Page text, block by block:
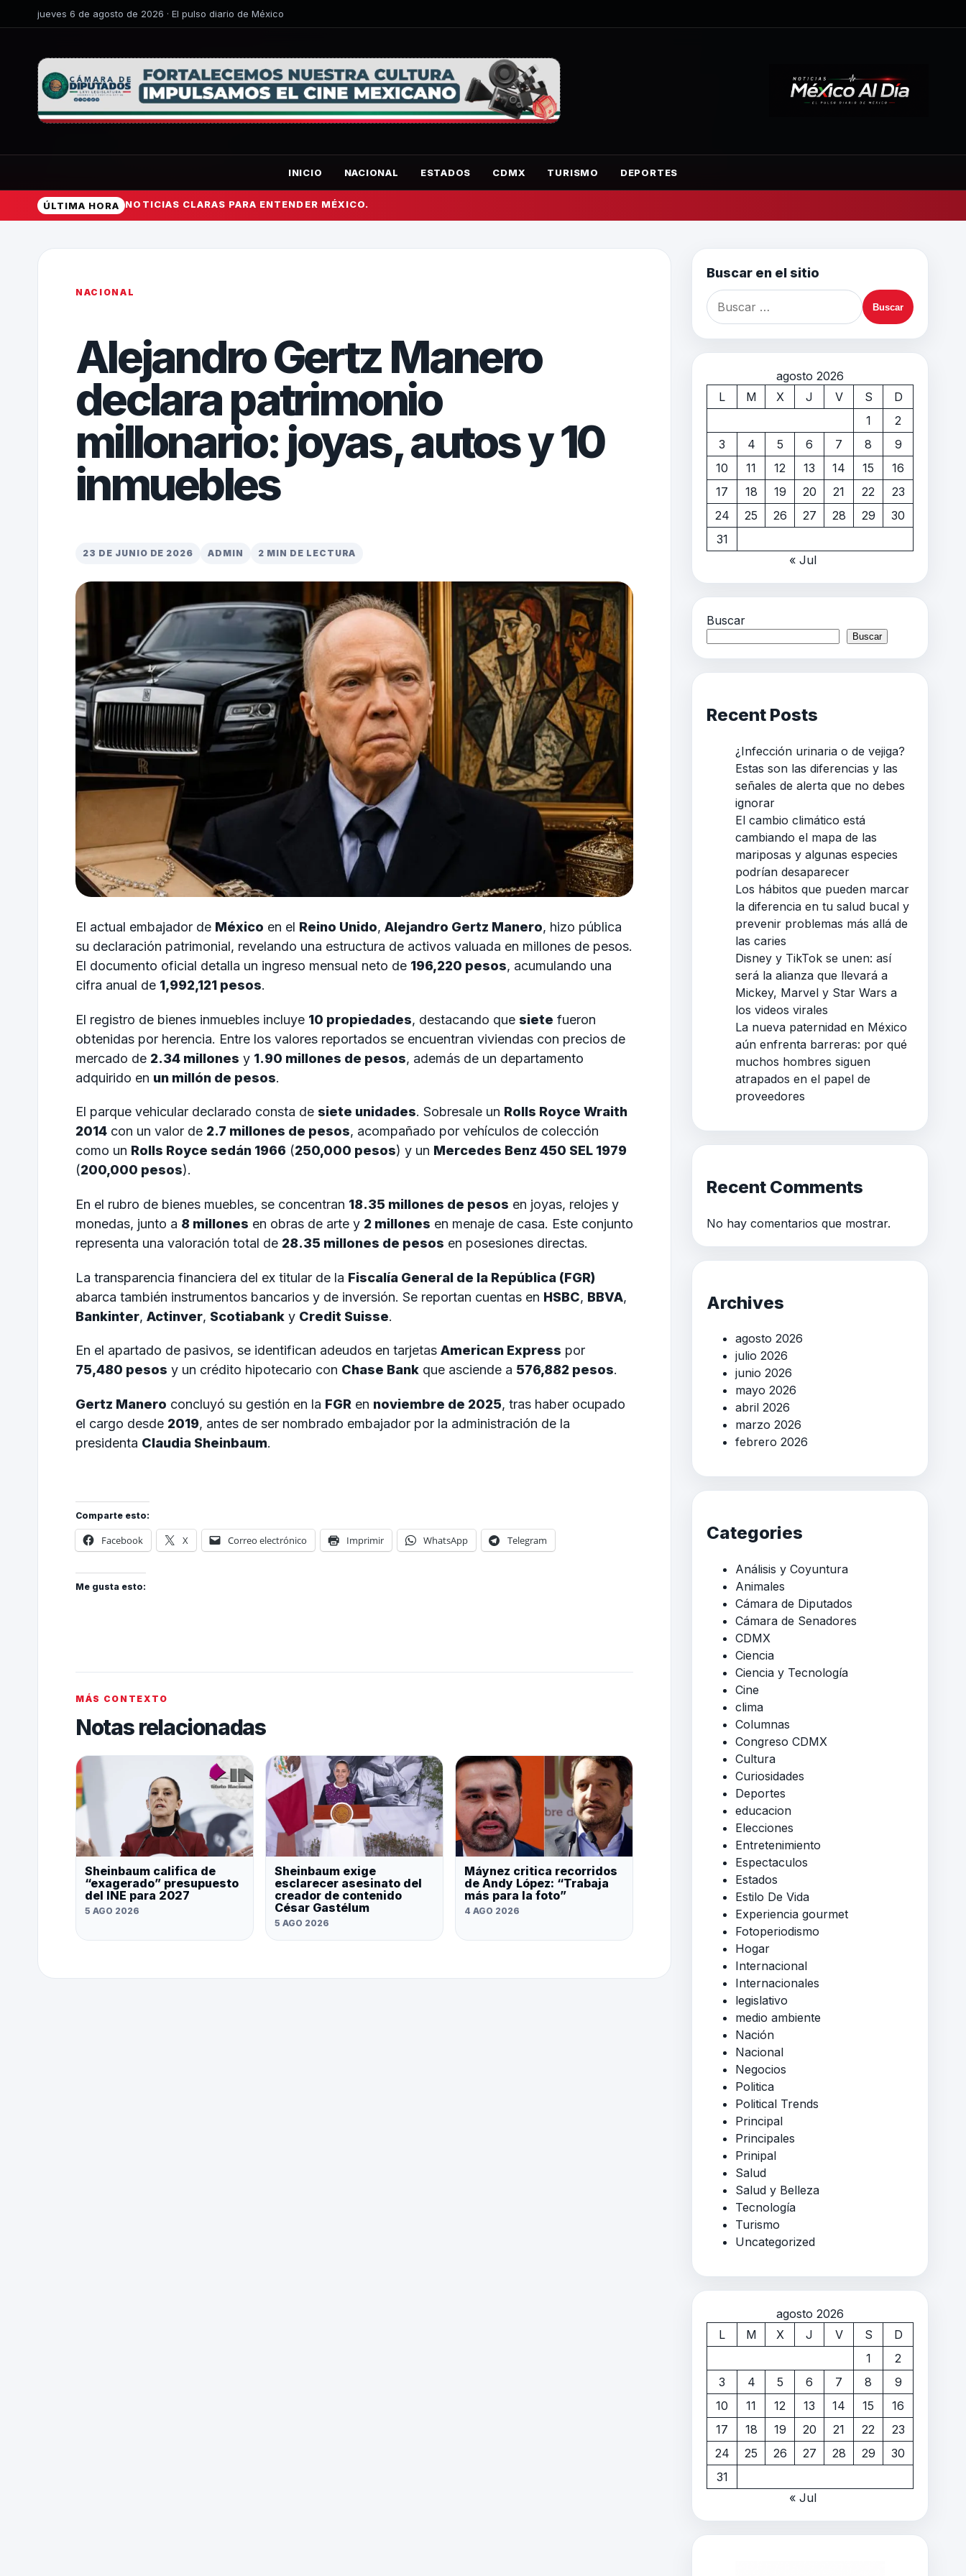
jueves 6 de agosto de 2026 · El pulso diario de México
INICIO NACIONAL ESTADOS CDMX TURISMO DEPORTES
ÚLTIMA HORA NOTICIAS CLARAS PARA ENTENDER MÉXICO.
NACIONAL
Alejandro Gertz Manero
declara patrimonio
millonario: joyas, autos y 10
inmuebles
23 DE JUNIO DE 2026 ADMIN 2 MIN DE LECTURA
El actual embajador de México en el Reino Unido, Alejandro Gertz Manero, hizo pública
su declaración patrimonial, revelando una estructura de activos valuada en millones de pesos.
El documento oficial detalla un ingreso mensual neto de 196,220 pesos, acumulando una
cifra anual de 1,992,121 pesos.
El registro de bienes inmuebles incluye 10 propiedades, destacando que siete fueron
obtenidas por herencia. Entre los valores reportados se encuentran viviendas con precios de
mercado de 2.34 millones y 1.90 millones de pesos, además de un departamento
adquirido en un millón de pesos.
El parque vehicular declarado consta de siete unidades. Sobresale un Rolls Royce Wraith
2014 con un valor de 2.7 millones de pesos, acompañado por vehículos de colección
como un Rolls Royce sedán 1966 (250,000 pesos) y un Mercedes Benz 450 SEL 1979
(200,000 pesos).
En el rubro de bienes muebles, se concentran 18.35 millones de pesos en joyas, relojes y
monedas, junto a 8 millones en obras de arte y 2 millones en menaje de casa. Este conjunto
representa una valoración total de 28.35 millones de pesos en posesiones directas.
La transparencia financiera del ex titular de la Fiscalía General de la República (FGR)
abarca también instrumentos bancarios y de inversión. Se reportan cuentas en HSBC, BBVA,
Bankinter, Actinver, Scotiabank y Credit Suisse.
En el apartado de pasivos, se identifican adeudos en tarjetas American Express por
75,480 pesos y un crédito hipotecario con Chase Bank que asciende a 576,882 pesos.
Gertz Manero concluyó su gestión en la FGR en noviembre de 2025, tras haber ocupado
el cargo desde 2019, antes de ser nombrado embajador por la administración de la
presidenta Claudia Sheinbaum.
Comparte esto:
Facebook X Correo electrónico Imprimir WhatsApp Telegram
Me gusta esto:
MÁS CONTEXTO
Notas relacionadas
Sheinbaum califica de
“exagerado” presupuesto
del INE para 2027
5 AGO 2026
Sheinbaum exige
esclarecer asesinato del
creador de contenido
César Gastélum
5 AGO 2026
Máynez critica recorridos
de Andy López: “Trabaja
más para la foto”
4 AGO 2026
Buscar en el sitio
agosto 2026
L
M X J V S
D
1
2
3
4 5 6 7 8
9
10
11 12 13 14 15
16
17
18 19 20 21 22
23
24
25 26 27 28 29
30
31
« Jul
Buscar
Buscar
Recent Posts
¿Infección urinaria o de vejiga?
Estas son las diferencias y las
señales de alerta que no debes
ignorar
El cambio climático está
cambiando el mapa de las
mariposas y algunas especies
podrían desaparecer
Los hábitos que pueden marcar
la diferencia en tu salud bucal y
prevenir problemas más allá de
las caries
Disney y TikTok se unen: así
será la alianza que llevará a
Mickey, Marvel y Star Wars a
los videos virales
La nueva paternidad en México
aún enfrenta barreras: por qué
muchos hombres siguen
atrapados en el papel de
proveedores
Recent Comments
No hay comentarios que mostrar.
Archives
agosto 2026
julio 2026
junio 2026
mayo 2026
abril 2026
marzo 2026
febrero 2026
Categories
Análisis y Coyuntura
Animales
Cámara de Diputados
Cámara de Senadores
CDMX
Ciencia
Ciencia y Tecnología
Cine
clima
Columnas
Congreso CDMX
Cultura
Curiosidades
Deportes
educacion
Elecciones
Entretenimiento
Espectaculos
Estados
Estilo De Vida
Experiencia gourmet
Fotoperiodismo
Hogar
Internacional
Internacionales
legislativo
medio ambiente
Nación
Nacional
Negocios
Politica
Political Trends
Principal
Principales
Prinipal
Salud
Salud y Belleza
Tecnología
Turismo
Uncategorized
agosto 2026
L
M X J V S
D
1
2
3
4 5 6 7 8
9
10
11 12 13 14 15
16
17
18 19 20 21 22
23
24
25 26 27 28 29
30
31
« Jul